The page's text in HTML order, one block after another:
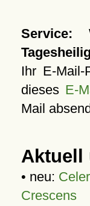
Service:
Ihr E-Mail-
dieses E-
Mail
Aktuell
• neu:
Crescens